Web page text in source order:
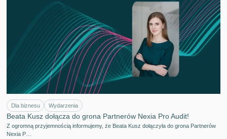
Dla biznesu Wydarzenia
Beata Kusz dołącza do grona Partnerów Nexia Pro Audit!
Z ogromną przyjemnością informujemy, że Beata Kusz dołączyła do grona Partnerów
Nexia P…